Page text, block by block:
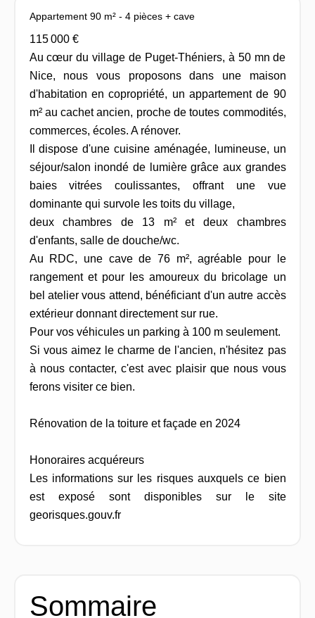
Appartement 90 m² - 4 pièces + cave
115 000 €
Au cœur du village de Puget-Théniers, à 50 mn de
Nice, nous vous proposons dans une maison
d'habitation en copropriété, un appartement de 90
m² au cachet ancien, proche de toutes commodités,
commerces, écoles. A rénover.
Il dispose d'une cuisine aménagée, lumineuse, un
séjour/salon inondé de lumière grâce aux grandes
baies vitrées coulissantes, offrant une vue
dominante qui survole les toits du village,
deux chambres de 13 m² et deux chambres
d'enfants, salle de douche/wc.
Au RDC, une cave de 76 m², agréable pour le
rangement et pour les amoureux du bricolage un
bel atelier vous attend, bénéficiant d'un autre accès
extérieur donnant directement sur rue.
Pour vos véhicules un parking à 100 m seulement.
Si vous aimez le charme de l'ancien, n'hésitez pas
à nous contacter, c'est avec plaisir que nous vous
ferons visiter ce bien.
Rénovation de la toiture et façade en 2024
Honoraires acquéreurs
Les informations sur les risques auxquels ce bien
est exposé sont disponibles sur le site
georisques.gouv.fr
Sommaire